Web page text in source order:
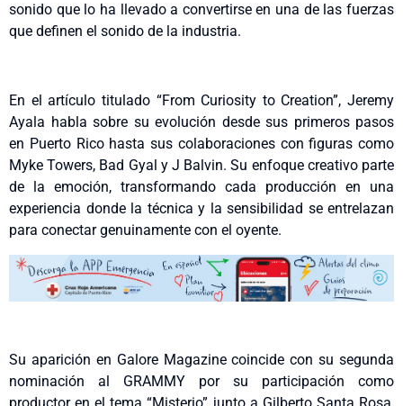
sonido que lo ha llevado a convertirse en una de las fuerzas
que definen el sonido de la industria.
En el artículo titulado “From Curiosity to Creation”, Jeremy
Ayala habla sobre su evolución desde sus primeros pasos
en Puerto Rico hasta sus colaboraciones con figuras como
Myke Towers, Bad Gyal y J Balvin. Su enfoque creativo parte
de la emoción, transformando cada producción en una
experiencia donde la técnica y la sensibilidad se entrelazan
para conectar genuinamente con el oyente.
Su aparición en Galore Magazine coincide con su segunda
nominación al GRAMMY por su participación como